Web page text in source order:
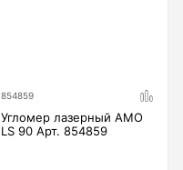
854859
Угломер лазерный AMO
LS 90 Арт. 854859